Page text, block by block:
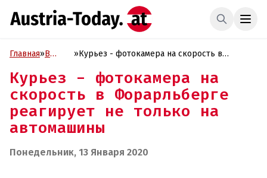
Главная»В
»Курьез - фотокамера на скорость в
автомашины
Курьез - фотокамера на
скорость в Форарльберге
реагирует не только на
автомашины
Понедельник, 13 Января 2020